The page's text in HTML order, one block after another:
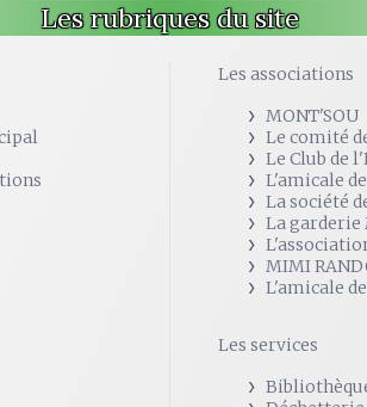
Les rubriques du site
Les associations
MONT'SOU
Le comité
Le Club de
L'amicale
La société
La garderie
MIMI
L'amicale
Les services